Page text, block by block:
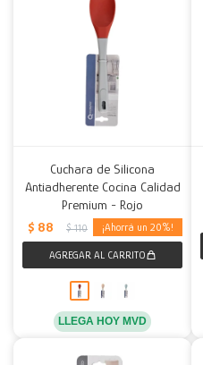
Cuchara de Silicona
Antiadherente Cocina Calidad
Premium - Rojo
$ 88 $ 110 20
LLEGA HOY MVD